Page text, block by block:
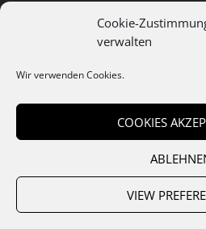
Cookie-
verwalten
Wir verwenden Cookies.
COOKIES
VIEW
Digitalisierung
Mediadaten